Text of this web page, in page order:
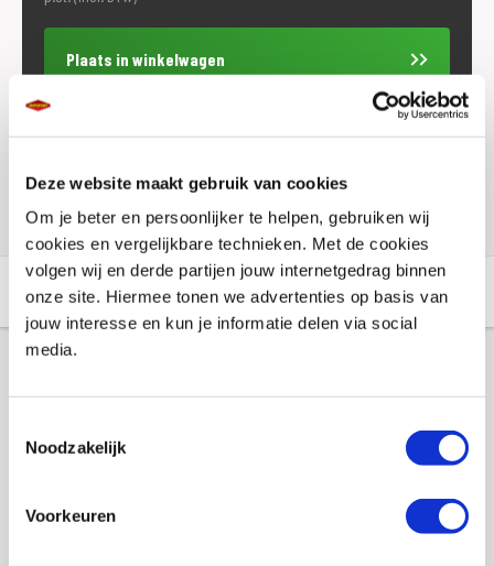
Deze website maakt gebruik van cookies
Om je beter en persoonlijker te helpen, gebruiken wij
cookies en vergelijkbare technieken. Met de cookies
volgen wij en derde partijen jouw internetgedrag binnen
onze site. Hiermee tonen we advertenties op basis van
jouw interesse en kun je informatie delen via social
media.
Noodzakelijk
Voorkeuren
Plaats in winkelwagen
Check de voorraad eenvoudig en snel online
Aanvullende informatie Winkelvoorraad
Aanvullende informatie
Merk